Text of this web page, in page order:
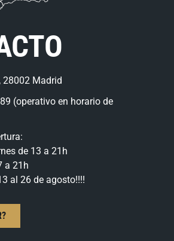
28002 Madrid
(operativo en horario de
de 13 a 21h
a 21h
al 26 de agosto!!!!